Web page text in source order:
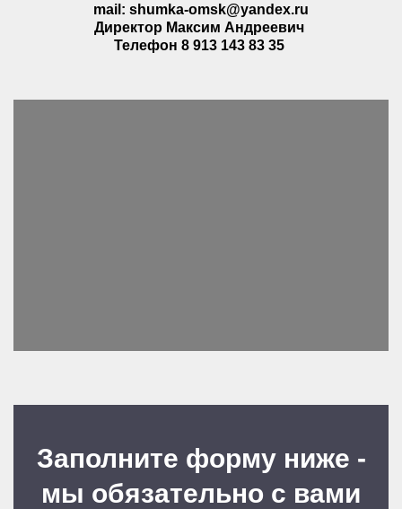
mail: shumka-omsk@yandex.ru
Директор Максим Андреевич
Телефон 8 913 143 83 35
Заполните форму ниже -
мы обязательно с вами